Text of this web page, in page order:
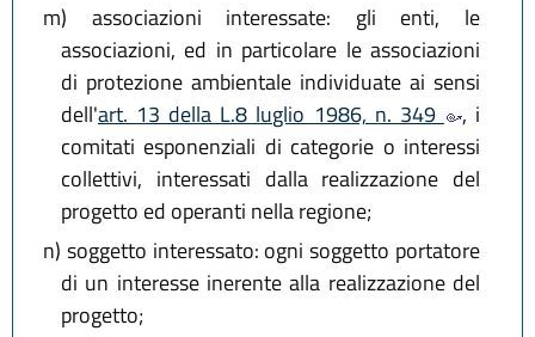
m) associazioni interessate: gli enti, le
associazioni, ed in particolare le associazioni
di protezione ambientale individuate ai sensi
dell'art. 13 della L.8 luglio 1986, n. 349
, i
comitati esponenziali di categorie o interessi
collettivi, interessati dalla realizzazione del
progetto ed operanti nella regione;
n) soggetto interessato: ogni soggetto portatore
di un interesse inerente alla realizzazione del
progetto;